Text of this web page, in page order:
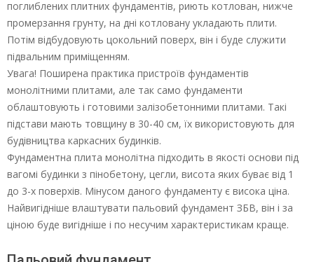
поглиблених плитних фундаментів, риють котлован, нижче
промерзання грунту, на дні котловану укладають плити.
Потім відбудовують цокольний поверх, він і буде служити
підвальним приміщенням.
Увага! Поширена практика пристроїв фундаментів
монолітними плитами, але так само фундаменти
облаштовують і готовими залізобетонними плитами. Такі
підстави мають товщину в 30-40 см, їх використовують для
будівництва каркасних будинків.
Фундаментна плита монолітна підходить в якості основи під
вагомі будинки з пінобетону, цегли, висота яких буває від 1
до 3-х поверхів. Мінусом даного фундаменту є висока ціна.
Найвигідніше влаштувати пальовий фундамент ЗБВ, він і за
ціною буде вигідніше і по несучим характеристикам краще.